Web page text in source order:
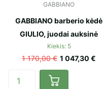
GABBIANO
GABBIANO barberio kėdė
GIULIO, juodai auksinė
Kiekis: 5
1 170,00 € 1 047,30 €